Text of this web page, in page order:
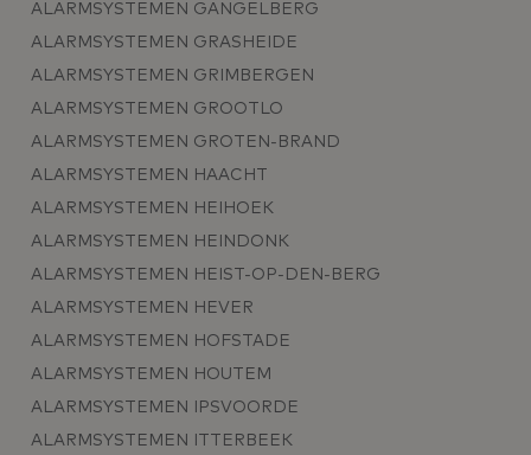
ALARMSYSTEMEN GANGELBERG
ALARMSYSTEMEN GRASHEIDE
ALARMSYSTEMEN GRIMBERGEN
ALARMSYSTEMEN GROOTLO
ALARMSYSTEMEN GROTEN-BRAND
ALARMSYSTEMEN HAACHT
ALARMSYSTEMEN HEIHOEK
ALARMSYSTEMEN HEINDONK
ALARMSYSTEMEN HEIST-OP-DEN-BERG
ALARMSYSTEMEN HEVER
ALARMSYSTEMEN HOFSTADE
ALARMSYSTEMEN HOUTEM
ALARMSYSTEMEN IPSVOORDE
ALARMSYSTEMEN ITTERBEEK